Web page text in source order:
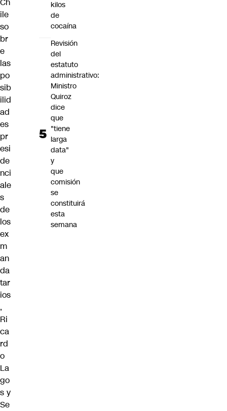
ile
so
br
e
las
po
sib
ilid
ad
es
pr
esi
de
nci
ale
s
de
los
ex
m
an
da
tar
ios
,
Ri
ca
rd
o
La
go
s y
Se
kilos
de
cocaína
Revisión
del
estatuto
administrativo:
Ministro
Quiroz
dice
que
"tiene
larga
data"
y
que
comisión
se
constituirá
esta
semana